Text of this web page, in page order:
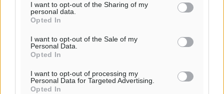
I want to opt-out of the Sharing of my
personal data.
Opted In
I want to opt-out of the Sale of my
Personal Data.
Opted In
I want to opt-out of processing my
Personal Data for Targeted Advertising.
Opted In
καμμία προειδοποίηση. Χρήστες που δεν τηρούν τους
όρους χρήσης αποκλείονται.
Προσθέστε ένα σχόλιο
Το E-mail δεν θα δημοσιευτεί.